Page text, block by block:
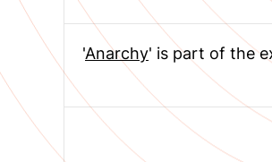
'Anarchy' is part of the